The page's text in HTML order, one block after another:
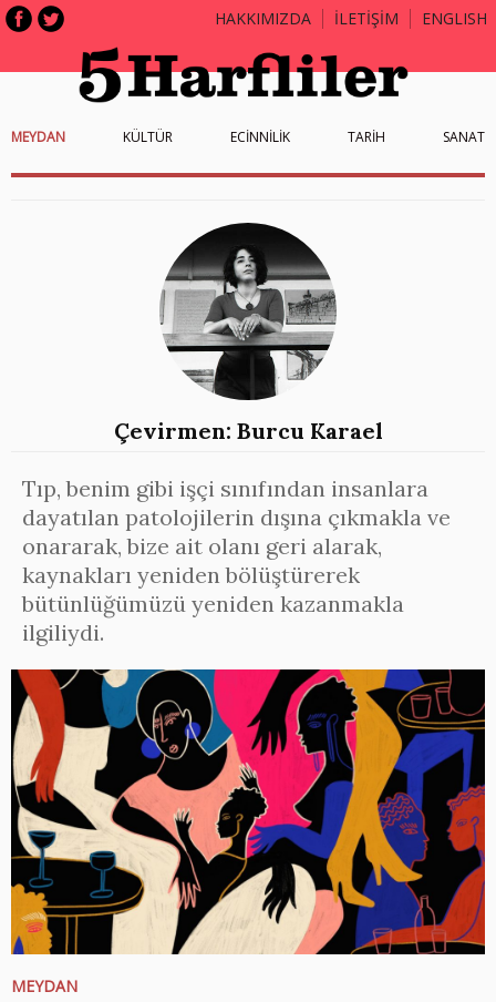
HAKKIMIZDA İLETİŞİM ENGLISH
MEYDAN KÜLTÜR ECİNNİLİK TARİH SANAT
Çevirmen: Burcu Karael
Tıp, benim gibi işçi sınıfından insanlara
dayatılan patolojilerin dışına çıkmakla ve
onararak, bize ait olanı geri alarak,
kaynakları yeniden bölüştürerek
bütünlüğümüzü yeniden kazanmakla
ilgiliydi.
MEYDAN